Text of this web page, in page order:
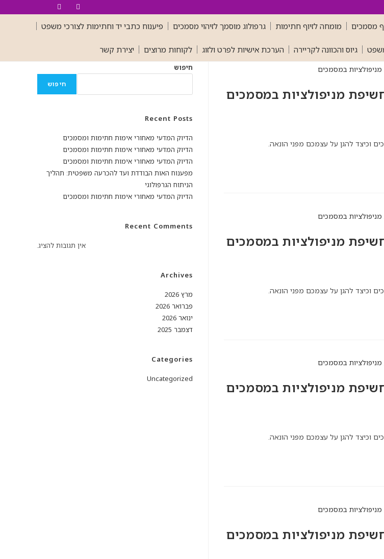
מסמכים מומחה לזיוף חתימות גרפולוג מוסמך לזיהוי מסמכים פיענוח כתבי יד וחתימות לצורכי משפט
גיוס והכוונה לקריירה הערכת אישיות לפרט ולזוג לקוחות מרוצים יצירת קשר
מניפולציות במסמכים
וכיצד להגן על עצמכם מפני הונאה.
מניפולציות במסמכים
וכיצד להגן על עצמכם מפני הונאה.
מניפולציות במסמכים
וכיצד להגן על עצמכם מפני הונאה.
מניפולציות במסמכים
חיפוש
חיפוש
Recent Posts
הדיוק המדעי מאחורי אימות חתימות ומסמכים
הדיוק המדעי מאחורי אימות חתימות ומסמכים
הדיוק המדעי מאחורי אימות חתימות ומסמכים
מפענוח האות הבודדת ועד להכרעה משפטית: תהליך
הניתוח הגרפולוגי
הדיוק המדעי מאחורי אימות חתימות ומסמכים
Recent Comments
אין תגובות להציג.
Archives
מרץ 2026
פברואר 2026
ינואר 2026
דצמבר 2025
Categories
Uncategorized